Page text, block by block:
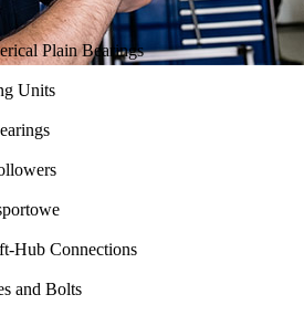
Plain Bearings
Units
Hub Connections
and Bolts